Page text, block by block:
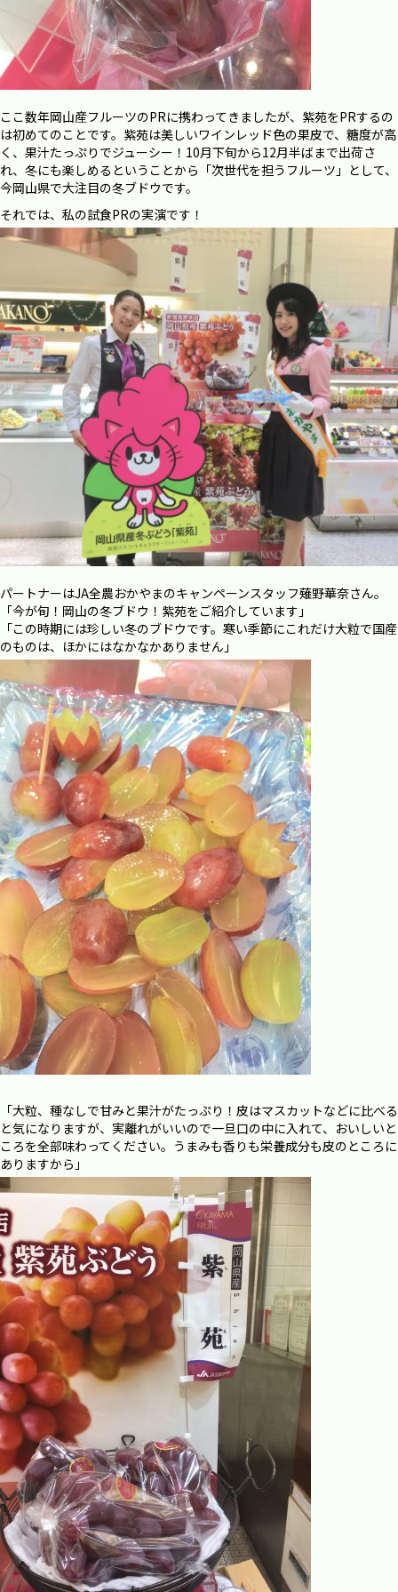
ここ数年岡山産フルーツのPRに携わってきましたが、紫苑をPRするの
は初めてのことです。 紫苑は美しいワインレッド色の果皮で、糖度が高
く、果汁たっぷりでジューシー！ 10月下旬から12月半ばまで出荷さ
れ、冬にも楽しめるということから「次世代を担うフルーツ」として、
今岡山県で大注目の冬ブドウです。
それでは、私の試食PRの実演です！
パートナーはJA全農おかやまのキャンペーンスタッフ薙野華奈さん。
「今が旬！岡山の冬ブドウ！紫苑をご紹介しています」
「この時期には珍しい冬のブドウです。寒い季節にこれだけ大粒で国産
のものは、ほかにはなかなかありません」
「大粒、種なしで甘みと果汁がたっぷり！皮はマスカットなどに比べる
と気になりますが、実離れがいいので一旦口の中に入れて、おいしいと
ころを全部味わってください。うまみも香りも栄養成分も皮のところに
ありますから」